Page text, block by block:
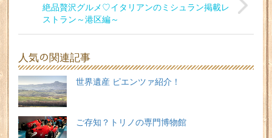
絶品贅沢グルメ♡イタリアンのミシュラン掲載レ
ストラン～港区編～
人気の関連記事
世界遺産 ピエンツァ紹介！
ご存知？トリノの専門博物館